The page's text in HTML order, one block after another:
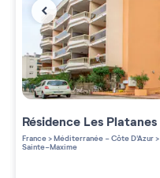
Résidence Les Platanes
France>Méditerranée - Côte D'Azur>
Sainte-Maxime